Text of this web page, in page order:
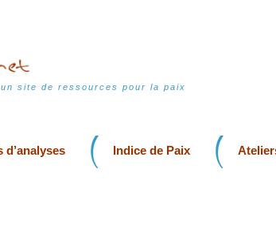
un site de ressources pour la paix
d’analyses Indice de Paix